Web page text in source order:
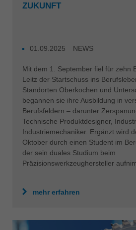
ZUKUNFT
01.09.2025 NEWS
Mit dem 1. September fiel für zehn
Leitz der Startschuss ins
Standorten Oberkochen und
begannen sie ihre Ausbildung in
Berufsfeldern – darunter
Technische Produktdesigner,
Industriemechaniker. Ergänzt wird
Oktober durch einen Student im
der sein duales Studium beim
Präzisionswerkzeughersteller
mehr erfahren